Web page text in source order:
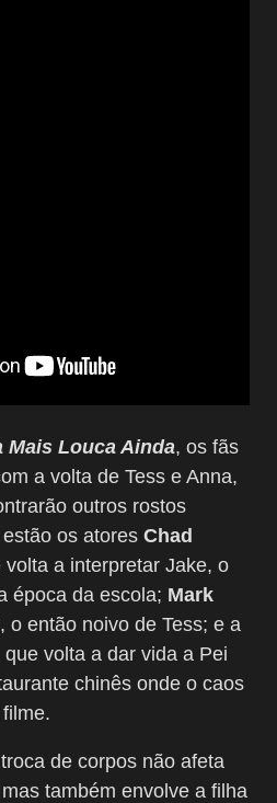
Mais Louca Ainda, os fãs
a volta de Tess e Anna,
outros rostos
os atores Chad
volta a interpretar Jake, o
época da escola; Mark
o então noivo de Tess; e a
que volta a dar vida a Pei
chinês onde o caos
de corpos não afeta
também envolve a filha